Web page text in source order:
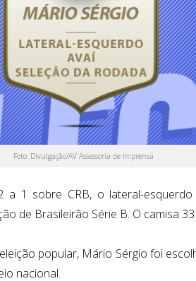
Foto: Divulgação/AV Assessoria de Imprensa
1 sobre CRB, o lateral-
de Brasileirão Série B. O camisa
popular, Mário Sérgio foi
nacional.